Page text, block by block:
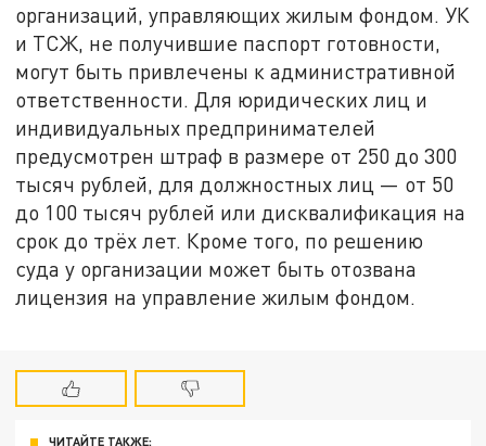
организаций, управляющих жилым фондом. УК
и ТСЖ, не получившие паспорт готовности,
могут быть привлечены к административной
ответственности. Для юридических лиц и
индивидуальных предпринимателей
предусмотрен штраф в размере от 250 до 300
тысяч рублей, для должностных лиц — от 50
до 100 тысяч рублей или дисквалификация на
срок до трёх лет. Кроме того, по решению
суда у организации может быть отозвана
лицензия на управление жилым фондом.
ЧИТАЙТЕ ТАКЖЕ: